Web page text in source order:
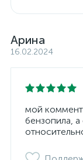
Арина
16.02.2024
мой
бензопила, а